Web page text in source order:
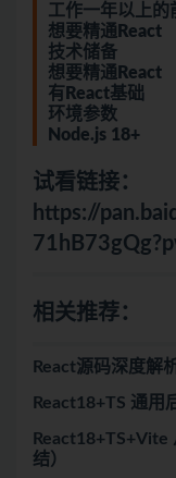
工作一年以上的
想要精通React
技术储备
想要精通React
有React基础
环境参数
Node.js 18+
试看链接：
https://
相关推荐：
React源码深度解
React18+TS 通
结）